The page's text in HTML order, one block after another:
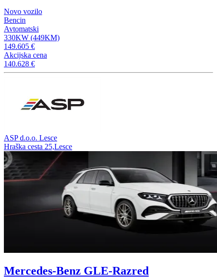
Novo vozilo
Bencin
Avtomatski
330KW (449KM)
149.605 €
Akcijska cena
140.628 €
ASP d.o.o. Lesce
Hraška cesta 25,Lesce
Mercedes-Benz GLE-Razred